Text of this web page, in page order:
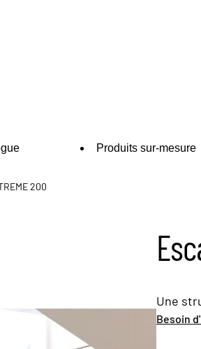
Produits sur-mesure
200
Une
Besoin